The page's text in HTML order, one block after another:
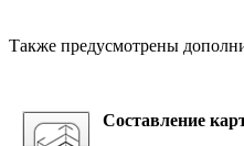
Также предусмотрены
Составление